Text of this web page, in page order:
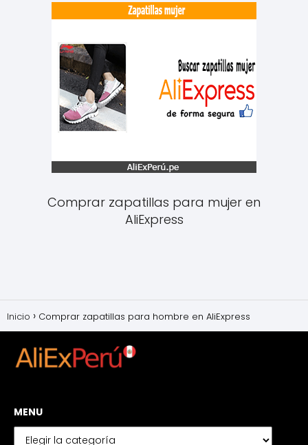
Comprar zapatillas para mujer en
AliExpress
Inicio Comprar zapatillas para hombre en AliExpress
MENU